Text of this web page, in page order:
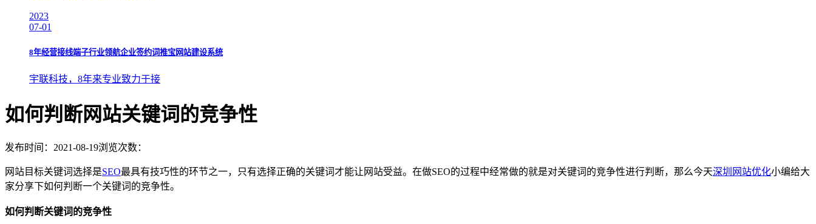
2023
07-01
8年经营接线端子行业领航企业签约词推宝网站建设系统
宇联科技，8年来专业致力于接
如何判断网站关键词的竞争性
发布时间：2021-08-19浏览次数：
网站目标关键词选择是SEO最具有技巧性的环节之一，只有选择正确的关键词才能让网站受益。在做SEO的过程中经常做的就是对关键词的竞争性进行判断，那么今天深圳网站优化小编给大
家分享下如何判断一个关键词的竞争性。
如何判断关键词的竞争性